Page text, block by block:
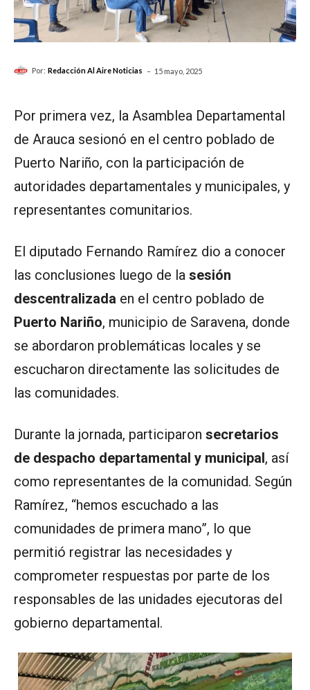
Por: Redacción Al Aire Noticias - 15 mayo, 2025
Por primera vez, la Asamblea Departamental
de Arauca sesionó en el centro poblado de
Puerto Nariño, con la participación de
autoridades departamentales y municipales, y
representantes comunitarios.
El diputado Fernando Ramírez dio a conocer
las conclusiones luego de la sesión
descentralizada en el centro poblado de
Puerto Nariño, municipio de Saravena, donde
se abordaron problemáticas locales y se
escucharon directamente las solicitudes de
las comunidades.
Durante la jornada, participaron secretarios
de despacho departamental y municipal, así
como representantes de la comunidad. Según
Ramírez, “hemos escuchado a las
comunidades de primera mano”, lo que
permitió registrar las necesidades y
comprometer respuestas por parte de los
responsables de las unidades ejecutoras del
gobierno departamental.